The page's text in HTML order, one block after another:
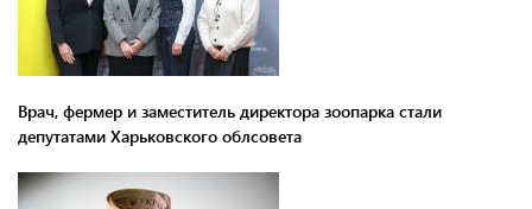
Врач, фермер и заместитель директора зоопарка стали
депутатами Харьковского облсовета